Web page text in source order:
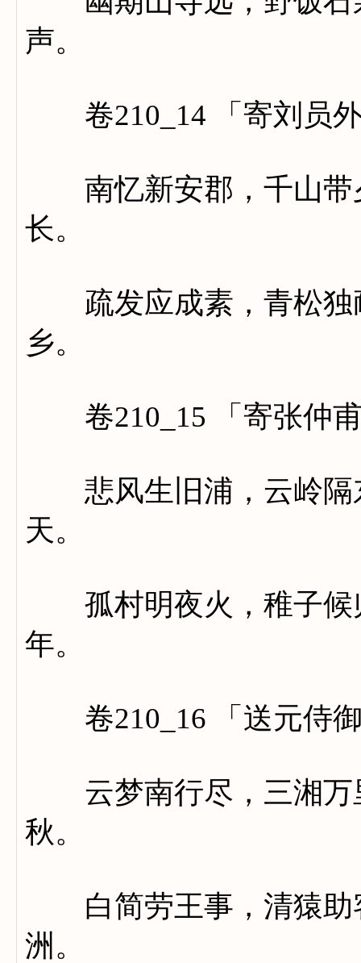
声。
卷210_14 「寄刘员外
南忆新安郡，千山带
长。
疏发应成素，青松独
乡。
卷210_15 「寄张仲
悲风生旧浦，云岭隔
天。
孤村明夜火，稚子候
年。
卷210_16 「送元侍御
云梦南行尽，三湘万
秋。
白简劳王事，清猿助
洲。